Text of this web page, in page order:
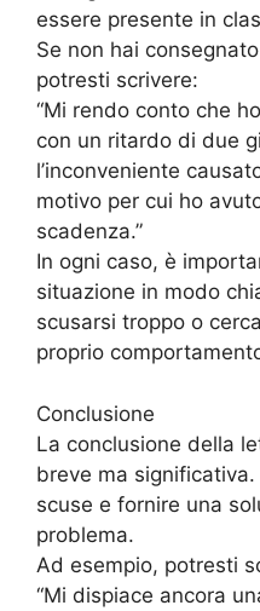
essere presente in
Se non hai
potresti scrivere:
“Mi rendo conto che
con un ritardo di due
l’inconveniente
motivo per cui ho
scadenza.”
In ogni caso, è
situazione in modo
scusarsi troppo o
proprio
Conclusione
La conclusione della
breve ma
scuse e fornire una
problema.
Ad esempio, potresti
“Mi dispiace ancora